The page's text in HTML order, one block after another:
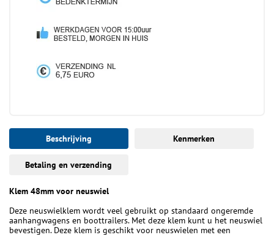
Beschrijving Kenmerken
Betaling en verzending
Klem 48mm voor neuswiel
Deze neuswielklem wordt veel gebruikt op standaard ongeremde
aanhangwagens en boottrailers. Met deze klem kunt u het neuswiel
bevestigen. Deze klem is geschikt voor neuswielen met een